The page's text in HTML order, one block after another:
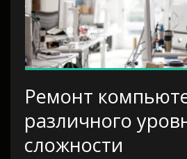
Ремонт
различного
сложности